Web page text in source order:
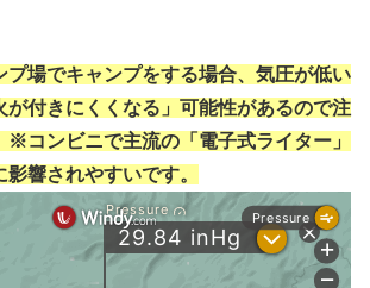
プ場でキャンプをする場合、気圧が低い
が付きにくくなる」可能性があるので注
※コンビニで主流の「電子式ライター」
響されやすいです。